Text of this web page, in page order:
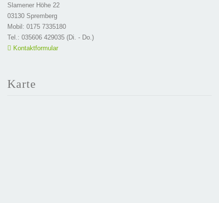
Slamener Höhe 22
03130 Spremberg
Mobil: 0175 7335180
Tel.: 035606 429035 (Di. - Do.)
Kontaktformular
Karte